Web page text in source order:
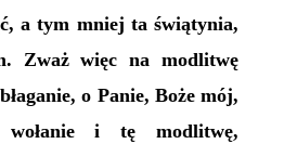
a tym mniej ta świątynia,
Zważ więc na modlitwę
o Panie, Boże mój,
i tę modlitwę,